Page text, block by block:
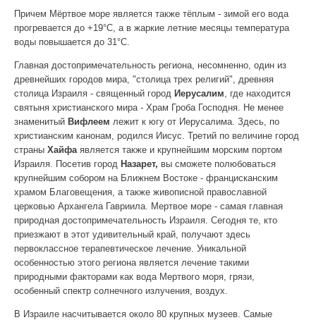
Причем Мёртвое море является также тёплым - зимой его вода
прогревается до +19°С, а в жаркие летние месяцы температура
воды повышается до 31°С.
Главная достопримечательность региона, несомненно, один из
древнейших городов мира, "столица трех религий", древняя
столица Израиля - священный город Иерусалим, где находится
святыня христианского мира - Храм Гроба Господня. Не менее
знаменитый Вифлеем лежит к югу от Иерусалима. Здесь, по
христианским канонам, родился Иисус. Третий по величине город
страны Хайфаявляется также и крупнейшим морским портом
Израиля. Посетив город Назарет, вы сможете полюбоваться
крупнейшим собором на Ближнем Востоке - францисканским
храмом Благовещения, а также живописной православной
церковью Архангела Гавриила. Мертвое море - самая главная
природная достопримечательность Израиля. Сегодня те, кто
приезжают в этот удивительный край, получают здесь
первоклассное терапевтическое лечение. Уникальной
особенностью этого региона является лечение такими
природными факторами как вода Мертвого моря, грязи,
особенный спектр солнечного излучения, воздух.
В Израиле насчитывается около 80 крупных музеев. Самые